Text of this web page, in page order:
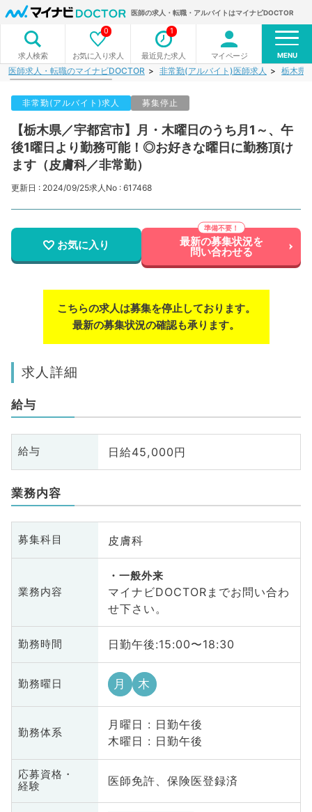
医師の求人・転職・アルバイトはマイナビDOCTOR
求人検索 お気に入り求人
0
最近見た求人
1
マイページ MENU
医師求人・転職のマイナビDOCTOR 非常勤(アルバイト)医師求人 栃木県
非常勤(アルバイト)求人 募集停止
【栃木県／宇都宮市】月・木曜日のうち月1～、午
後1曜日より勤務可能！◎お好きな曜日に勤務頂け
ます（皮膚科／非常勤）
更新日 : 2024/09/25求人No : 617468
お気に入り 最新の募集状況を
問い合わせる
こちらの求人は募集を停止しております。
最新の募集状況の確認も承ります。
求人詳細
給与
給与 日給45,000円
業務内容
募集科目 皮膚科
業務内容
一般外来
マイナビDOCTORまでお問い合わ
せ下さい。
勤務時間 日勤午後:15:00〜18:30
勤務曜日 月 木
勤務体系
月曜日 : 日勤午後
木曜日 : 日勤午後
応募資格・
経験
医師免許、保険医登録済